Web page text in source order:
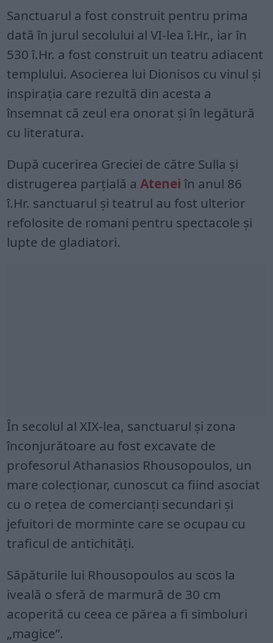
Sanctuarul a fost construit pentru prima
dată în jurul secolului al VI-lea î.Hr., iar în
530 î.Hr. a fost construit un teatru adiacent
templului. Asocierea lui Dionisos cu vinul și
inspirația care rezultă din acesta a
însemnat că zeul era onorat și în legătură
cu literatura.
După cucerirea Greciei de către Sulla și
distrugerea parțială aAteneiîn anul 86
î.Hr. sanctuarul și teatrul au fost ulterior
refolosite de romani pentru spectacole și
lupte de gladiatori.
În secolul al XIX-lea, sanctuarul și zona
înconjurătoare au fost excavate de
profesorul Athanasios Rhousopoulos, un
mare colecționar, cunoscut ca fiind asociat
cu o rețea de comercianți secundari și
jefuitori de morminte care se ocupau cu
traficul de antichități.
Săpăturile lui Rhousopoulos au scos la
iveală o sferă de marmură de 30 cm
acoperită cu ceea ce părea a fi simboluri
„magice”.